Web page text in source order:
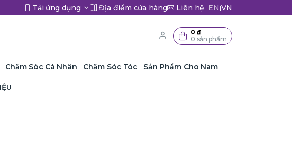
Tải ứng dụng Địa điểm cửa hàng Liên hệ EN|VN
0 ₫
0 sản phẩm
Chăm Sóc Cá Nhân Chăm Sóc Tóc Sản Phẩm Cho Nam